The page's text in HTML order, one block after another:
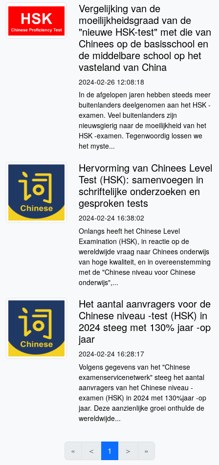
Vergelijking van de
moeilijkheidsgraad van de
"nieuwe HSK-test" met die van
Chinees op de basisschool en
de middelbare school op het
vasteland van China
2024-02-26 12:08:18
In de afgelopen jaren hebben steeds meer
buitenlanders deelgenomen aan het HSK -
examen. Veel buitenlanders zijn
nieuwsgierig naar de moeilijkheid van het
HSK -examen. Tegenwoordig lossen we
het myste...
Hervorming van Chinees Level
Test (HSK): samenvoegen in
schriftelijke onderzoeken en
gesproken tests
2024-02-24 16:38:02
Onlangs heeft het Chinese Level
Examination (HSK), in reactie op de
wereldwijde vraag naar Chinees onderwijs
van hoge kwaliteit, en in overeenstemming
met de "Chinese niveau voor Chinese
onderwijs",...
Het aantal aanvragers voor de
Chinese niveau -test (HSK) in
2024 steeg met 130% jaar -op
jaar
2024-02-24 16:28:17
Volgens gegevens van het "Chinese
examenservicenetwerk" steeg het aantal
aanvragers van het Chinese niveau -
examen (HSK) in 2024 met 130%jaar -op
jaar. Deze aanzienlijke groei onthulde de
wereldwijde...
« ＜ 1 ＞ »